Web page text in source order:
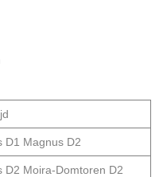
D1 Magnus D2
D2 Moira-Domtoren D2